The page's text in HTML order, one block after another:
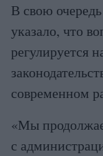
В свою
указало, что
регулируется
современном
«Мы
с